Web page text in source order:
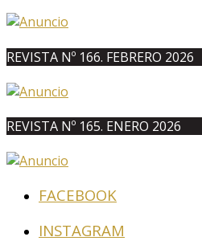
REVISTA Nº 166. FEBRERO 2026
REVISTA Nº 165. ENERO 2026
FACEBOOK
INSTAGRAM